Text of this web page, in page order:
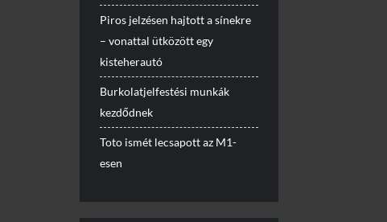
Piros jelzésen hajtott a sínekre
– vonattal ütközött egy
kisteherautó
Burkolatjelfestési munkák
kezdődnek
Toto ismét lecsapott az M1-
esen